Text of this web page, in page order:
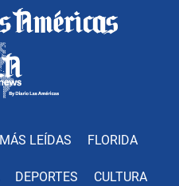
MÁS LEÍDAS FLORIDA
DEPORTES CULTURA